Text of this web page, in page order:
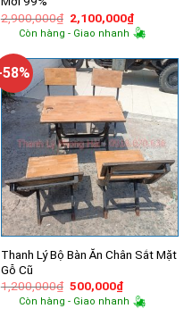
2,900,000₫ Giá
gốc
là:
2,100,000₫Giá
hiện
tại
Còn hàng - Giao nhanh
58%
Thanh Lý Bộ Bàn Ăn Chân Sắt Mặt
Gỗ Cũ
1,200,000₫ Giá
gốc
là:
500,000₫Giá
hiện
tại
Còn hàng - Giao nhanh